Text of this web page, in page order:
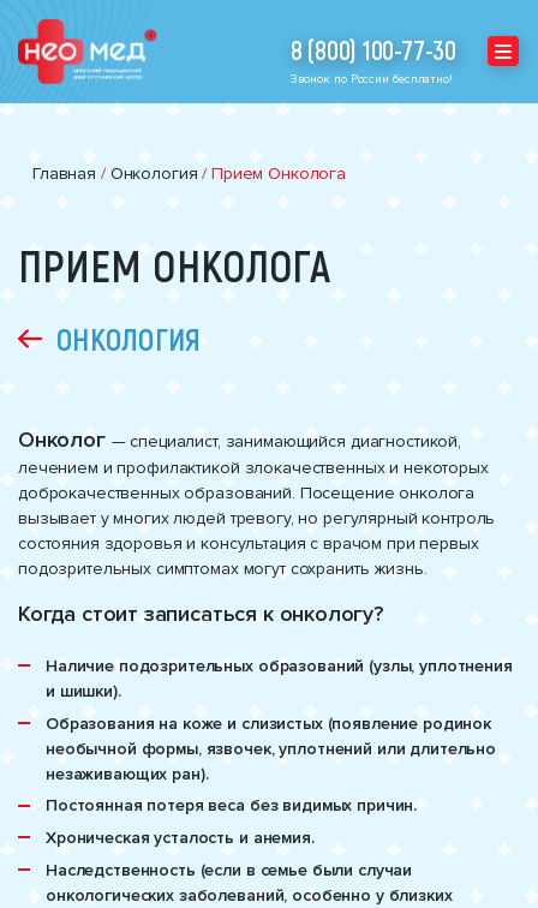
8 (800) 100-77-30
Звонок по России бесплатно!
Главная / Онкология / Прием Онколога
ПРИЕМ ОНКОЛОГА
ОНКОЛОГИЯ
Онколог — специалист, занимающийся диагностикой,
лечением и профилактикой злокачественных и некоторых
доброкачественных образований. Посещение онколога
вызывает у многих людей тревогу, но регулярный контроль
состояния здоровья и консультация с врачом при первых
подозрительных симптомах могут сохранить жизнь.
Когда стоит записаться к онкологу?
Наличие подозрительных образований (узлы, уплотнения
и шишки).
Образования на коже и слизистых (появление родинок
необычной формы, язвочек, уплотнений или длительно
незаживающих ран).
Постоянная потеря веса без видимых причин.
Хроническая усталость и анемия.
Наследственность (если в семье были случаи
онкологических заболеваний, особенно у близких